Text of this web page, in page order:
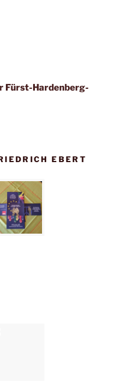
Fürst-Hardenberg-
EBERT